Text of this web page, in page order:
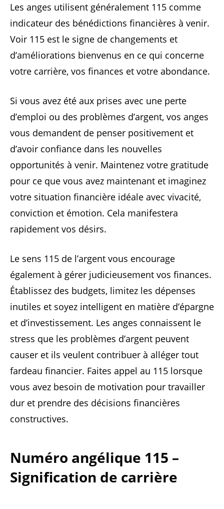
Les anges utilisent généralement 115 comme
indicateur des bénédictions financières à venir.
Voir 115 est le signe de changements et
d’améliorations bienvenus en ce qui concerne
votre carrière, vos finances et votre abondance.
Si vous avez été aux prises avec une perte
d’emploi ou des problèmes d’argent, vos anges
vous demandent de penser positivement et
d’avoir confiance dans les nouvelles
opportunités à venir. Maintenez votre gratitude
pour ce que vous avez maintenant et imaginez
votre situation financière idéale avec vivacité,
conviction et émotion. Cela manifestera
rapidement vos désirs.
Le sens 115 de l’argent vous encourage
également à gérer judicieusement vos finances.
Établissez des budgets, limitez les dépenses
inutiles et soyez intelligent en matière d’épargne
et d’investissement. Les anges connaissent le
stress que les problèmes d’argent peuvent
causer et ils veulent contribuer à alléger tout
fardeau financier. Faites appel au 115 lorsque
vous avez besoin de motivation pour travailler
dur et prendre des décisions financières
constructives.
Numéro angélique 115 –
Signification de carrière